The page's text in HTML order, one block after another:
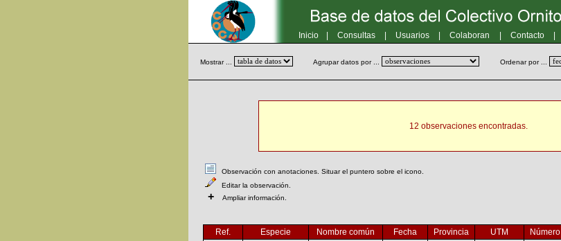
Inicio Consultas Usuarios Colaboran Contacto
Mostrar ... Agrupar datos por ... Ordenar por ...
12 observaciones encontradas.
Observación con anotaciones. Situar el puntero sobre el icono.
Editar la observación.
+ Ampliar información.
Ref. Especie Nombre común Fecha Provincia UTM Número